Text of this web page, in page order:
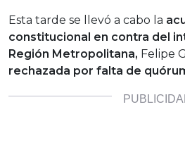
Esta tarde se llevó a cabo la
constitucional en contra del
Región Metropolitana, Felipe
rechazada por falta de